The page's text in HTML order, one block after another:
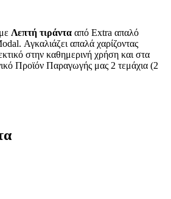
Λεπτή τιράντα από Extra απαλό
Αγκαλιάζει απαλά χαρίζοντας
στην καθημερινή χρήση και στα
Προϊόν Παραγωγής μας 2 τεμάχια (2